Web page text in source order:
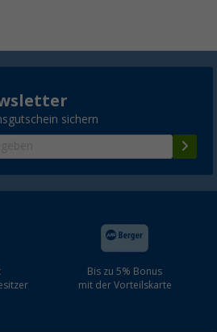
sichern
Bis zu 5% Bonus
mit der Vorteilskarte